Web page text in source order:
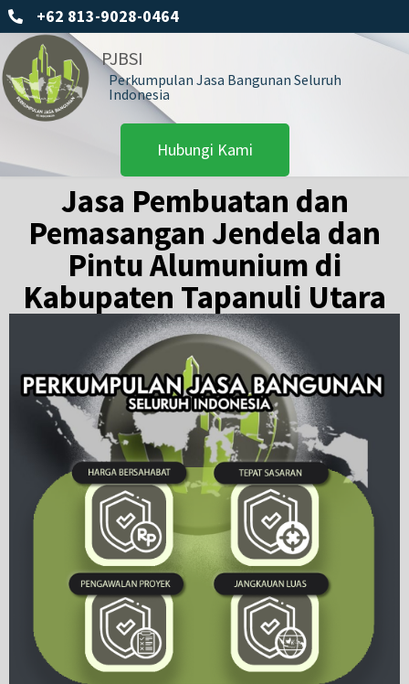
+62 813-9028-0464
PJBSI
Perkumpulan Jasa Bangunan Seluruh
Indonesia
Hubungi Kami
Jasa Pembuatan dan
Pemasangan Jendela dan
Pintu Alumunium di
Kabupaten Tapanuli Utara